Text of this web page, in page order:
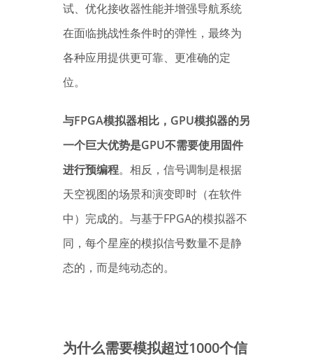
试、优化接收器性能并增强导航系统
在面临挑战性条件时的弹性，最终为
各种应用提供更可靠、更准确的定
位。
与FPGA模拟器相比，GPU模拟器的另
一个巨大优势是GPU不需要使用固件
进行预编程。相反，信号调制是根据
天空视图的场景和演变即时（在软件
中）完成的。与基于FPGA的模拟器不
同，每个星座的模拟信号数量不是静
态的，而是纯动态的。
为什么需要模拟超过1000个信